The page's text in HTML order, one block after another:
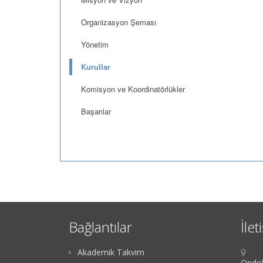
Organizasyon Şeması
Yönetim
Kurullar
Komisyon ve Koordinatörlükler
Başarılar
Bağlantılar
Akademik Takvim